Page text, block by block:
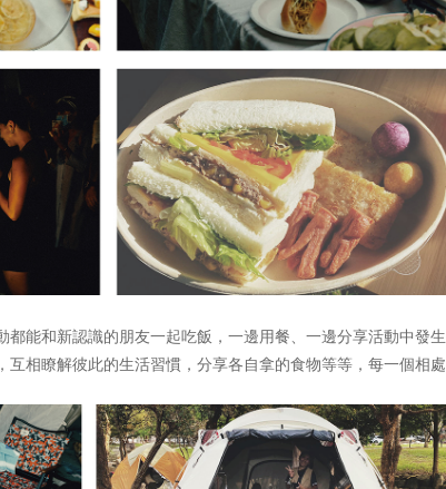
都能和新認識的朋友一起吃飯，一邊用餐、一邊分享活動中發
相瞭解彼此的生活習慣，分享各自拿的食物等等，每一個相